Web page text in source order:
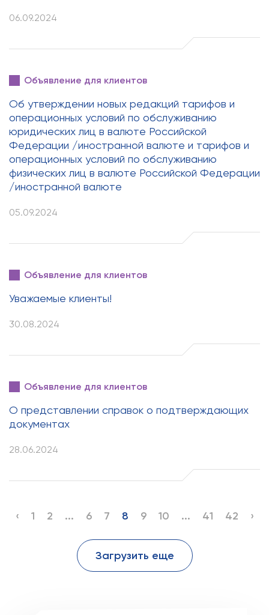
06.09.2024
Объявление для клиентов
Об утверждении новых редакций тарифов и
операционных условий по обслуживанию
юридических лиц в валюте Российской
Федерации /иностранной валюте и тарифов и
операционных условий по обслуживанию
физических лиц в валюте Российской Федерации
/иностранной валюте
05.09.2024
Объявление для клиентов
Уважаемые клиенты!
30.08.2024
Объявление для клиентов
О представлении справок о подтверждающих
документах
28.06.2024
‹ 1 2 ... 6 7 8 9 10 ... 41 42 ›
Загрузить еще